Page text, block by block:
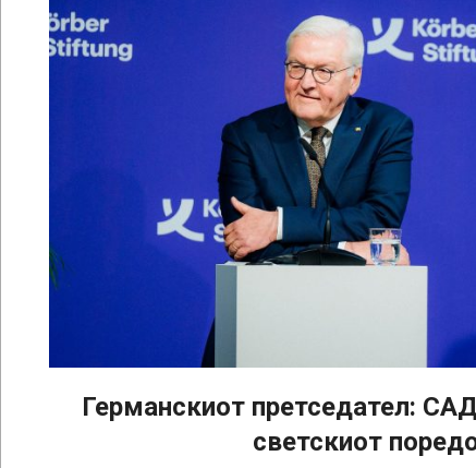
Германскиот претседател:
светскиот